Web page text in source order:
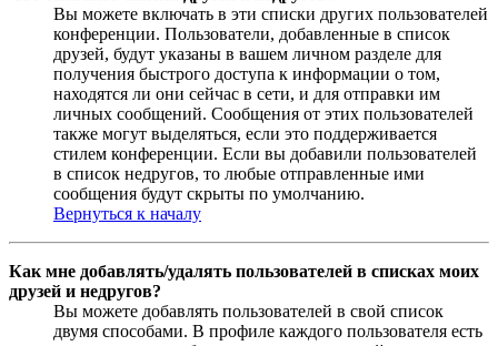
Вы можете включать в эти списки других пользователей
конференции. Пользователи, добавленные в список
друзей, будут указаны в вашем личном разделе для
получения быстрого доступа к информации о том,
находятся ли они сейчас в сети, и для отправки им
личных сообщений. Сообщения от этих пользователей
также могут выделяться, если это поддерживается
стилем конференции. Если вы добавили пользователей
в список недругов, то любые отправленные ими
сообщения будут скрыты по умолчанию.
Вернуться к началу
Как мне добавлять/удалять пользователей в списках моих
друзей и недругов?
Вы можете добавлять пользователей в свой список
двумя способами. В профиле каждого пользователя есть